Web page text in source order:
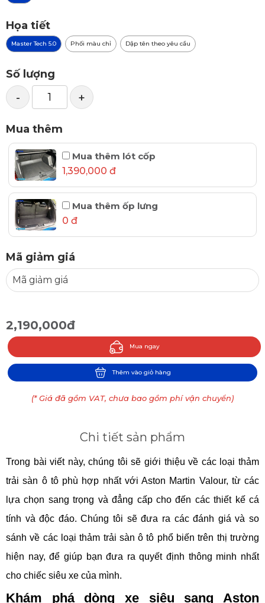
Họa tiết
Master Tech 5.0 Phối màu chỉ Dập tên theo yêu cầu
Số lượng
- +
Mua thêm
Mua thêm lót cốp
1,390,000 đ
Mua thêm ốp lưng
0 đ
Mã giảm giá
2,190,000đ
Mua ngay
Thêm vào giỏ hàng
(* Giá đã gồm VAT, chưa bao gồm phí vận chuyển)
Chi tiết sản phẩm
Trong bài viết này, chúng tôi sẽ giới thiệu về các loại thảm
trải sàn ô tô phù hợp nhất với Aston Martin Valour, từ các
lựa chọn sang trọng và đẳng cấp cho đến các thiết kế cá
tính và độc đáo. Chúng tôi sẽ đưa ra các đánh giá và so
sánh về các loại thảm trải sàn ô tô phổ biến trên thị trường
hiện nay, để giúp bạn đưa ra quyết định thông minh nhất
cho chiếc siêu xe của mình.
Khám phá dòng xe siêu sang Aston